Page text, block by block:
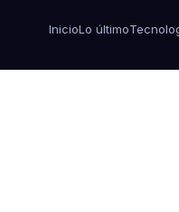
InicioLo último